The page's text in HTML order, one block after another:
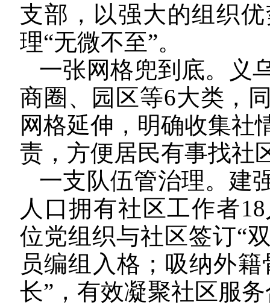
支部，以强大的组织
理“无微不至”。
一张网格兜到底。义
商圈、园区等6大类，
网格延伸，明确收集社
责，方便居民有事找社
一支队伍管治理。建
人口拥有社区工作者
位党组织与社区签订“
员编组入格；吸纳外
长”，有效凝聚社区服